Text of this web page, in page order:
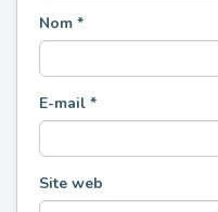
Nom *
E-mail *
Site web